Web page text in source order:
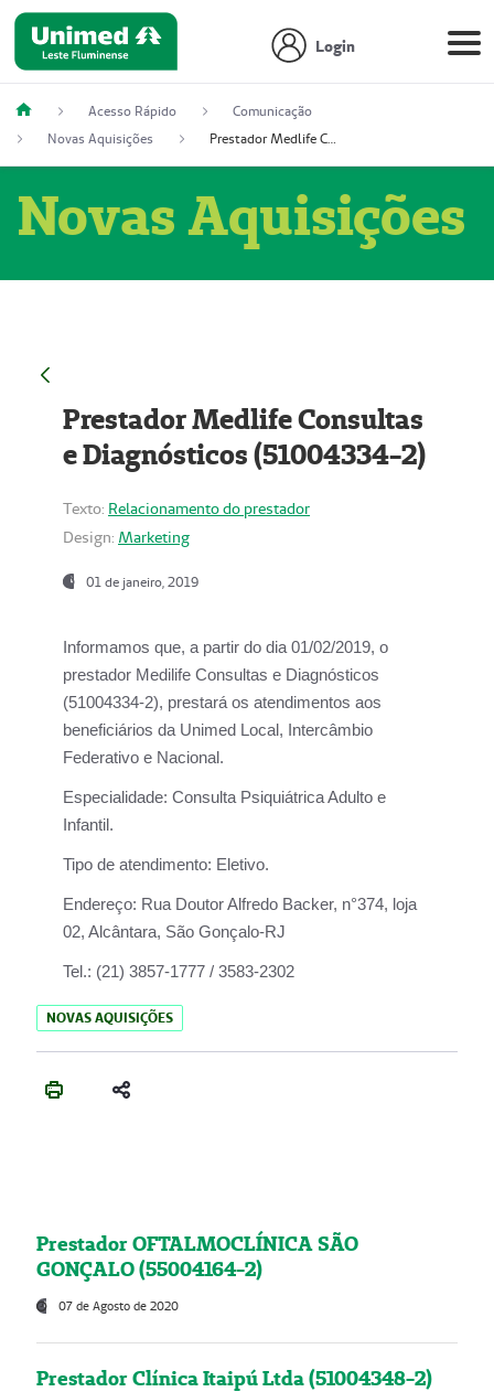
Login
Acesso Rápido
Comunicação
Novas Aquisições
Prestador Medlife Consultas e Diagnósticos (51004334-2)
Novas Aquisições
Prestador Medlife Consultas
e Diagnósticos (51004334-2)
Texto: Relacionamento do prestador
Design: Marketing
01 de janeiro, 2019
Informamos que, a partir do dia 01/02/2019, o
prestador Medilife Consultas e Diagnósticos
(51004334-2), prestará os atendimentos aos
beneficiários da Unimed Local, Intercâmbio
Federativo e Nacional.
Especialidade: Consulta Psiquiátrica Adulto e
Infantil.
Tipo de atendimento: Eletivo.
Endereço: Rua Doutor Alfredo Backer, n°374, loja
02, Alcântara, São Gonçalo-RJ
Tel.: (21) 3857-1777 / 3583-2302
NOVAS AQUISIÇÕES
Prestador OFTALMOCLÍNICA SÃO
GONÇALO (55004164-2)
07 de Agosto de 2020
Prestador Clínica Itaipú Ltda (51004348-2)